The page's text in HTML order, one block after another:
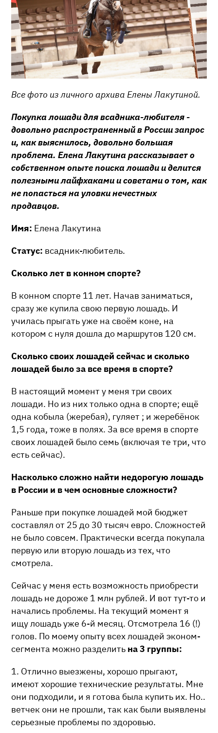
Все фото из личного архива Елены Лакутиной.
Покупка лошади для всадника-любителя -
довольно распространенный в России запрос
и, как выяснилось, довольно большая
проблема. Елена Лакутина рассказывает о
собственном опыте поиска лошади и делится
полезными лайфхаками и советами о том, как
не попасться на уловки нечестных
продавцов.
Имя: Елена Лакутина
Статус: всадник-любитель.
Сколько лет в конном спорте?
В конном спорте 11 лет. Начав заниматься,
сразу же купила свою первую лошадь. И
училась прыгать уже на своём коне, на
котором с нуля дошла до маршрутов 120 см.
Сколько своих лошадей сейчас и сколько
лошадей было за все время в спорте?
В настоящий момент у меня три своих
лошади. Но из них только одна в спорте; ещё
одна кобыла (жеребая), гуляет ; и жеребёнок
1,5 года, тоже в полях. За все время в спорте
своих лошадей было семь (включая те три, что
есть сейчас).
Насколько сложно найти недорогую лошадь
в России и в чем основные сложности?
Раньше при покупке лошадей мой бюджет
составлял от 25 до 30 тысяч евро. Сложностей
не было совсем. Практически всегда покупала
первую или вторую лошадь из тех, что
смотрела.
Сейчас у меня есть возможность приобрести
лошадь не дороже 1 млн рублей. И вот тут-то и
начались проблемы. На текущий момент я
ищу лошадь уже 6-й месяц. Отсмотрела 16 (!)
голов. По моему опыту всех лошадей эконом-
сегмента можно разделить на 3 группы:
1. Отлично выезжены, хорошо прыгают,
имеют хорошие технические результаты. Мне
они подходили, и я готова была купить их. Но..
ветчек они не прошли, так как были выявлены
серьезные проблемы по здоровью.